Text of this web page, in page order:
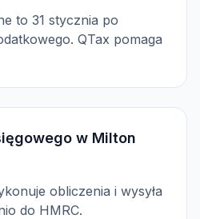
to 31 stycznia po
QTax pomaga
w Milton
obliczenia i wysyła
do HMRC.